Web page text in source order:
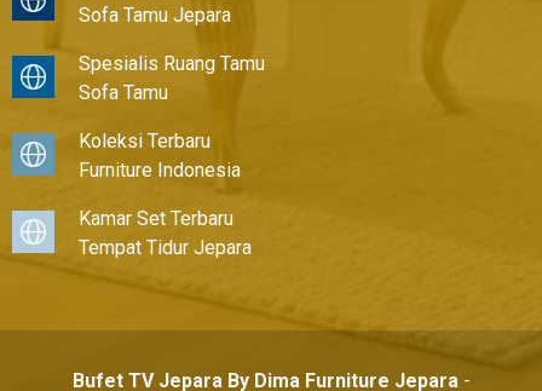
Sofa Tamu Jepara
Spesialis Ruang Tamu
Sofa Tamu
Koleksi Terbaru
Furniture Indonesia
Kamar Set Terbaru
Tempat Tidur Jepara
Bufet TV Jepara By Dima Furniture Jepara-